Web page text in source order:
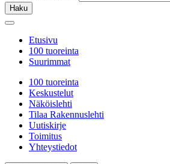
Haku
Etusivu
100 tuoreinta
Suurimmat
100 tuoreinta
Keskustelut
Näköislehti
Tilaa Rakennuslehti
Uutiskirje
Toimitus
Yhteystiedot